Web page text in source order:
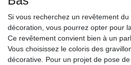
Si vous recherchez un revêtement
décoration, vous pourrez opter pour
Ce revêtement convient bien à un
Vous choisissez le coloris des
décorative. Pour un projet de pose de